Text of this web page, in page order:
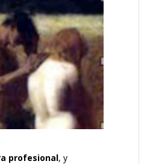
profesional, y